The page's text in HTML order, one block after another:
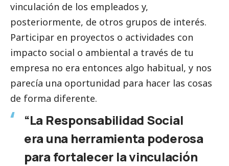
vinculación de los empleados y,
posteriormente, de otros grupos de interés.
Participar en proyectos o actividades con
impacto social o ambiental a través de tu
empresa no era entonces algo habitual, y nos
parecía una oportunidad para hacer las cosas
de forma diferente.
“La Responsabilidad Social
era una herramienta poderosa
para fortalecer la vinculación